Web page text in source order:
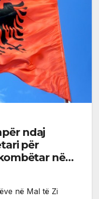
ndaj
për
në
në Mal të Zi